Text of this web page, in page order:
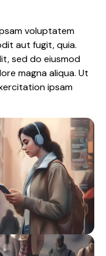
voluptatem
aut fugit, quia.
sed do eiusmod
magna aliqua. Ut
ipsam